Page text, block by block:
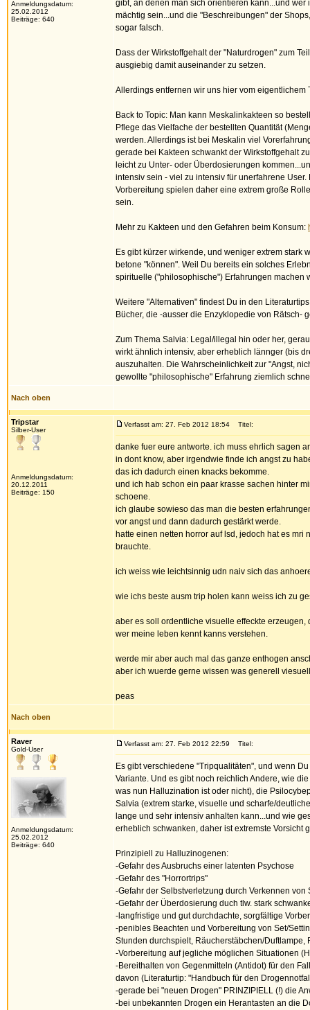
Anmeldungsdatum:
25.02.2012
Beiträge: 640
gibt, an denen man sich orientieren kann...und
mächtig sein...und die "Beschreibungen" der
sogar falsch.
Dass der Wirkstoffgehalt der "Naturdrogen" zum
ausgiebig damit auseinander zu setzen.
Allerdings entfernen wir uns hier vom eigentlichem
Back to Topic: Man kann Meskalinkakteen so
Pflege das Vielfache der bestellten Quantität
werden. Allerdings ist bei Meskalin viel
gerade bei Kakteen schwankt der Wirkstoffgehalt
leicht zu Unter- oder Überdosierungen
intensiv sein - viel zu intensiv für unerfahrene
Vorbereitung spielen daher eine extrem große
sein.
Mehr zu Kakteen und den Gefahren beim Konsum:
Es gibt kürzer wirkende, und weniger extrem
betone "können". Weil Du bereits ein solches
spirituelle ("philosophische") Erfahrungen machen
Weitere "Alternativen" findest Du in den
Bücher, die -ausser die Enzyklopedie von Rätsch-
Zum Thema Salvia: Legal/illegal hin oder her,
wirkt ähnlich intensiv, aber erheblich lännger (bis
auszuhalten. Die Wahrscheinlichkeit zur "Angst,
gewollte "philosophische" Erfahrung ziemlich
Nach oben
Tripstar
Silber-User
Anmeldungsdatum:
20.12.2011
Beiträge: 150
Verfasst am: 27. Feb 2012 18:54 Titel:
danke fuer eure antworte. ich muss ehrlich sagen
in dont know, aber irgendwie finde ich angst zu
das ich dadurch einen knacks bekomme.
und ich hab schon ein paar krasse sachen hinter
schoene.
ich glaube sowieso das man die besten
vor angst und dann dadurch gestärkt werde.
hatte einen netten horror auf lsd, jedoch hat es
brauchte.
ich weiss wie leichtsinnig udn naiv sich das
wie ichs beste ausm trip holen kann weiss ich zu
aber es soll ordentliche visuelle effeckte
wer meine leben kennt kanns verstehen.
werde mir aber auch mal das ganze enthogen
aber ich wuerde gerne wissen was generell
peas
Nach oben
Raver
Gold-User
Anmeldungsdatum:
25.02.2012
Beiträge: 640
Verfasst am: 27. Feb 2012 22:59 Titel:
Es gibt verschiedene "Tripqualitäten", und wenn
Variante. Und es gibt noch reichlich Andere, wie
was nun Halluzination ist oder nicht), die
Salvia (extrem starke, visuelle und scharfe/
lange und sehr intensiv anhalten kann...und wie
erheblich schwanken, daher ist extremste Vorsicht
Prinzipiell zu Halluzinogenen:
-Gefahr des Ausbruchs einer latenten Psychose
-Gefahr des "Horrortrips"
-Gefahr der Selbstverletzung durch Verkennen von
-Gefahr der Überdosierung duch tlw. stark
-langfristige und gut durchdachte, sorgfältige
-penibles Beachten und Vorbereitung von Set/
Stunden durchspielt, Räucherstäbchen/
-Vorbereitung auf jegliche möglichen Situationen
-Bereithalten von Gegenmitteln (Antidot) für den
davon (Literaturtip: "Handbuch für den
-gerade bei "neuen Drogen" PRINZIPIELL (!) die
-bei unbekannten Drogen ein Herantasten an die